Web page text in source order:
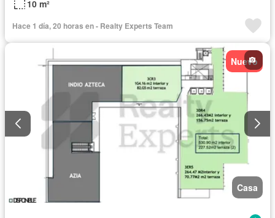
10 m²
Hace 1 día, 20 horas en - Realty Experts Team
Nuevo
Casa